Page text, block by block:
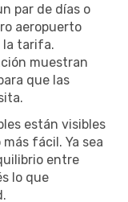
par de días o
aeropuerto
la tarifa.
muestran
que las
están visibles
fácil. Ya sea
entre
lo que